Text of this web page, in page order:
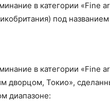
в категории «Fine
под
в категории «Fine
дворцом, Токио»,
диапазоне: